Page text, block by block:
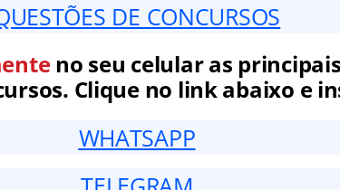
DE CONCURSOS
no seu celular as
Clique no link abaixo e
WHATSAPP